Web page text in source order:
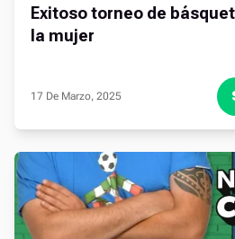
Exitoso torneo de
la mujer
17 De Marzo, 2025